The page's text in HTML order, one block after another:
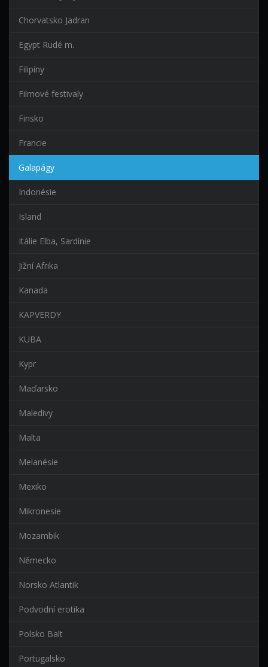
Chorvatsko Jadran
Egypt Rudé m.
Filipíny
Filmové festivaly
Finsko
Francie
Galapágy
Indonésie
Island
Itálie Elba, Sardínie
Jižní Afrika
Kanada
KAPVERDY
KUBA
Kypr
Maďarsko
Maledivy
Malta
Melanésie
Mexiko
Mikronesie
Mozambik
Německo
Norsko Atlantik
Podvodní erotika
Polsko Balt
Portugalsko